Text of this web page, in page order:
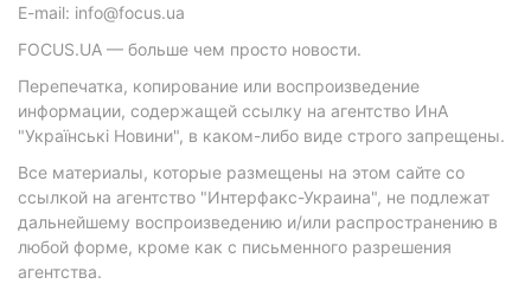
E-mail: info@focus.ua
FOCUS.UA — больше чем просто новости.
Перепечатка, копирование или воспроизведение
информации, содержащей ссылку на агентство ИнА
"Українські Новини", в каком-либо виде строго запрещены.
Все материалы, которые размещены на этом сайте со
ссылкой на агентство "Интерфакс-Украина", не подлежат
дальнейшему воспроизведению и/или распространению в
любой форме, кроме как с письменного разрешения
агентства.